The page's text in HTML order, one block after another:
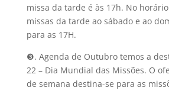
missa da tarde é às 17h. No
missas da tarde ao sábado e ao
para as 17H.
❸. Agenda de Outubro temos a
22 – Dia Mundial das Missões. O
de semana destina-se para as